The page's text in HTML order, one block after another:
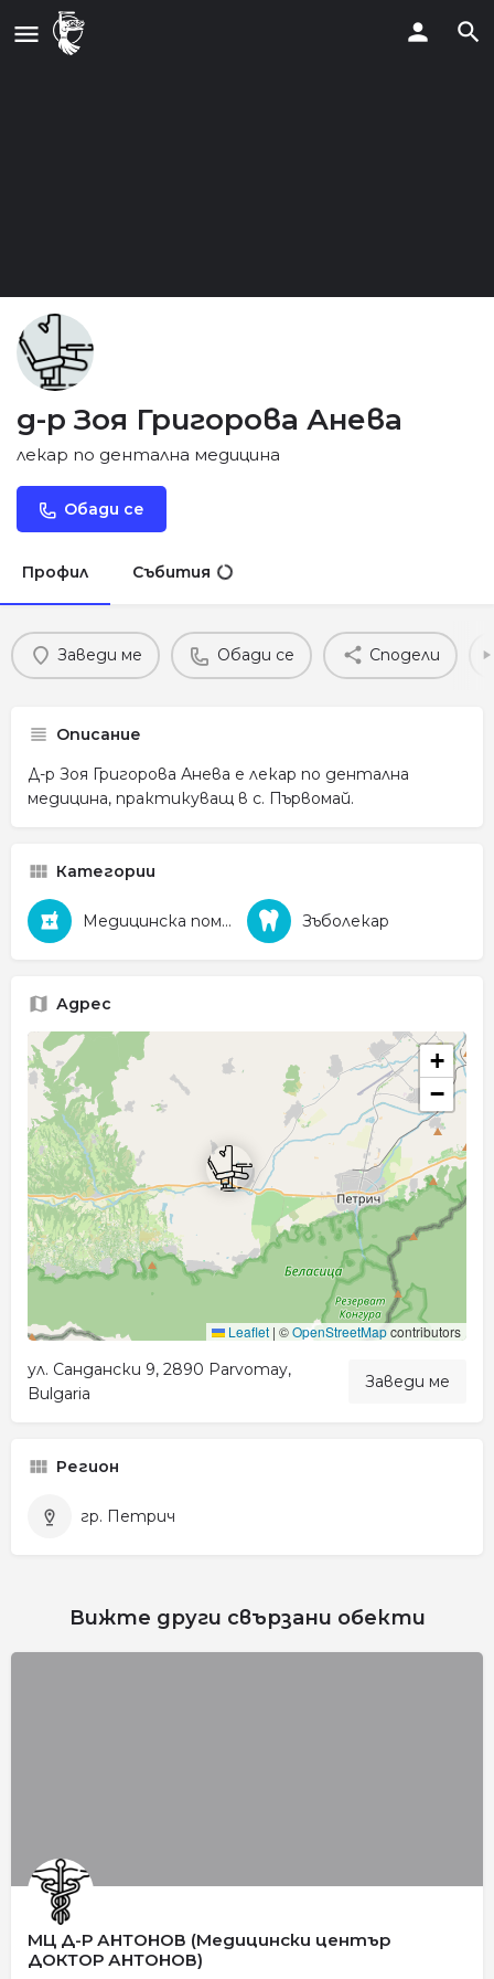
д-р Зоя Григорова Анева
лекар по дентална медицина
Обади се
Профил Събития
Заведи ме Обади се Сподели
Описание
Д-р Зоя Григорова Анева е лекар по дентална
медицина, практикуващ в с. Първомай.
Категории
Медицинска помощ Зъболекар
Адрес
+
−
Leaflet | ©OpenStreetMapcontributors
ул. Сандански 9, 2890 Parvomay,
Bulgaria
Заведи ме
Регион
гр. Петрич
Вижте други свързани обекти
МЦ Д-Р АНТОНОВ (Медицински център
ДОКТОР АНТОНОВ)